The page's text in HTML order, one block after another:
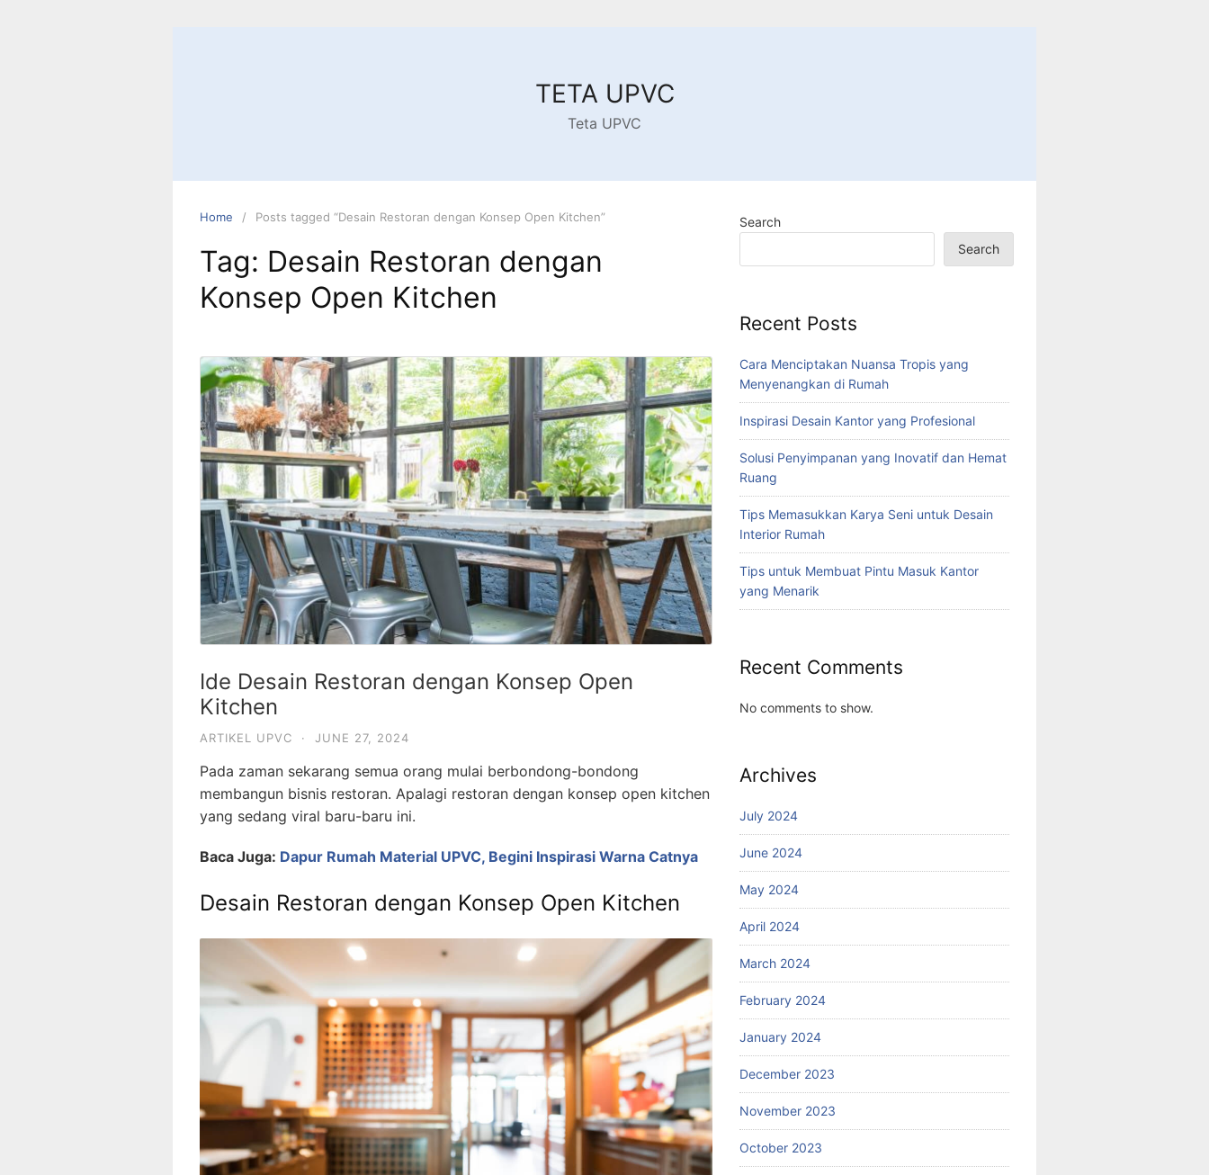
TETA UPVC
Teta UPVC
Home Posts tagged “Desain Restoran dengan Konsep Open Kitchen”
Tag: Desain Restoran dengan
Konsep Open Kitchen
Ide Desain Restoran dengan Konsep Open
Kitchen
ARTIKEL UPVC · JUNE 27, 2024
Pada zaman sekarang semua orang mulai berbondong-bondong
membangun bisnis restoran. Apalagi restoran dengan konsep open kitchen
yang sedang viral baru-baru ini.
Baca Juga: Dapur Rumah Material UPVC, Begini Inspirasi Warna Catnya
Desain Restoran dengan Konsep Open Kitchen
Search
Search
Recent Posts
Cara Menciptakan Nuansa Tropis yang
Menyenangkan di Rumah
Inspirasi Desain Kantor yang Profesional
Solusi Penyimpanan yang Inovatif dan Hemat
Ruang
Tips Memasukkan Karya Seni untuk Desain
Interior Rumah
Tips untuk Membuat Pintu Masuk Kantor
yang Menarik
Recent Comments
No comments to show.
Archives
July 2024
June 2024
May 2024
April 2024
March 2024
February 2024
January 2024
December 2023
November 2023
October 2023